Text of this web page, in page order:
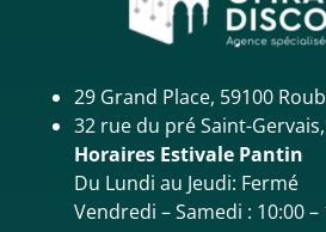
29 Grand Place, 59100
32 rue du pré Saint-
Horaires Estivale Pantin
Du Lundi au Jeudi: Fermé
Vendredi – Samedi : 10:00 –